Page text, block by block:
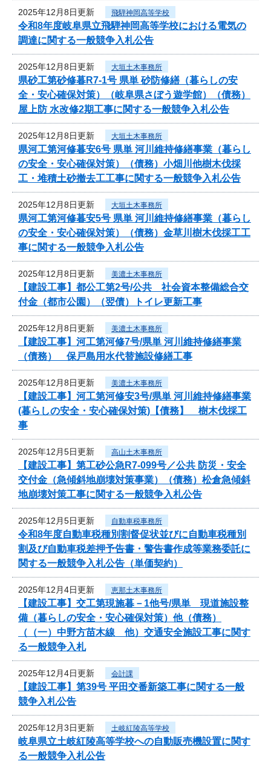
2025年12月8日更新 飛騨神岡高等学校
令和8年度岐阜県立飛騨神岡高等学校における電気の
調達に関する一般競争入札公告
2025年12月8日更新 大垣土木事務所
県砂工第砂修暮R7-1号 県単 砂防修繕（暮らしの安
全・安心確保対策）（岐阜県さぼう遊学館）（債務）
屋上防 水改修2期工事に関する一般競争入札公告
2025年12月8日更新 大垣土木事務所
県河工第河修暮安6号 県単 河川維持修繕事業（暮らし
の安全・安心確保対策）（債務）小畑川他樹木伐採
工・堆積土砂撤去工工事に関する一般競争入札公告
2025年12月8日更新 大垣土木事務所
県河工第河修暮安5号 県単 河川維持修繕事業（暮らし
の安全・安心確保対策）（債務）金草川樹木伐採工工
事に関する一般競争入札公告
2025年12月8日更新 美濃土木事務所
【建設工事】都公工第2号/公共 社会資本整備総合交
付金（都市公園）（翌債）トイレ更新工事
2025年12月8日更新 美濃土木事務所
【建設工事】河工第河修7号/県単 河川維持修繕事業
（債務） 保戸島用水代替施設修繕工事
2025年12月8日更新 美濃土木事務所
【建設工事】河工第河修安3号/県単 河川維持修繕事業
(暮らしの安全・安心確保対策)【債務】 樹木伐採工
事
2025年12月5日更新 高山土木事務所
【建設工事】第工砂公急R7-099号／公共 防災・安全
交付金（急傾斜地崩壊対策事業）（債務）松倉急傾斜
地崩壊対策工事に関する一般競争入札公告
2025年12月5日更新 自動車税事務所
令和8年度自動車税種別割督促状並びに自動車税種別
割及び自動車税差押予告書・警告書作成等業務委託に
関する一般競争入札公告（単価契約）
2025年12月4日更新 恵那土木事務所
【建設工事】交工第現施暮－1他号/県単 現道施設整
備（暮らしの安全・安心確保対策）他（債務）
（（一）中野方苗木線 他）交通安全施設工事に関す
る一般競争入札
2025年12月4日更新 会計課
【建設工事】第39号 平田交番新築工事に関する一般
競争入札公告
2025年12月3日更新 土岐紅陵高等学校
岐阜県立土岐紅陵高等学校への自動販売機設置に関す
る一般競争入札公告